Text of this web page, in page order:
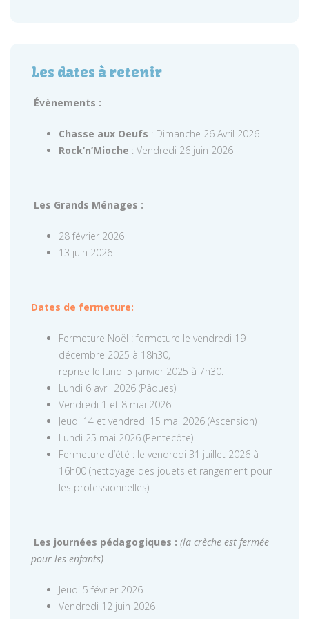
Les dates à retenir
Évènements :
Chasse aux Oeufs : Dimanche 26 Avril 2026
Rock’n’Mioche : Vendredi 26 juin 2026
Les Grands Ménages :
28 février 2026
13 juin 2026
Dates de fermeture:
Fermeture Noël : fermeture le vendredi 19
décembre 2025 à 18h30,
reprise le lundi 5 janvier 2025 à 7h30.
Lundi 6 avril 2026 (Pâques)
Vendredi 1 et 8 mai 2026
Jeudi 14 et vendredi 15 mai 2026 (Ascension)
Lundi 25 mai 2026 (Pentecôte)
Fermeture d’été : le vendredi 31 juillet 2026 à
16h00 (nettoyage des jouets et rangement pour
les professionnelles)
Les journées pédagogiques : (la crèche est fermée
pour les enfants)
Jeudi 5 février 2026
Vendredi 12 juin 2026